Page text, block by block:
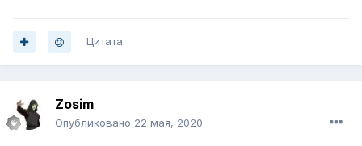
Цитата
Zosim
Опубликовано 22 мая, 2020